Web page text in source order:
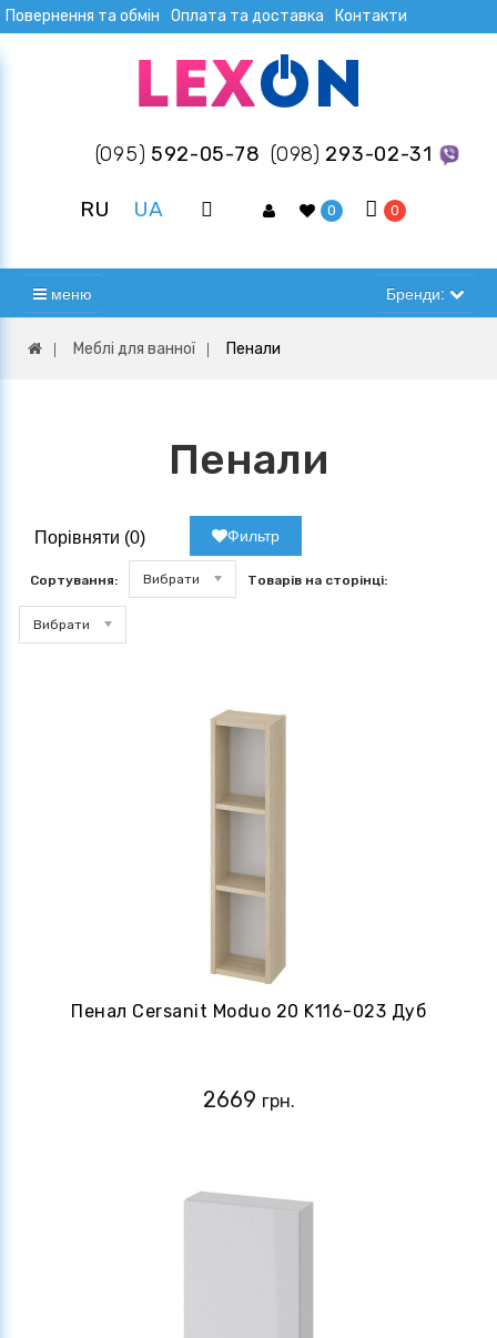
Повернення та обмін Оплата та доставка Контакти
(095) 592-05-78 (098) 293-02-31
RU UA 0 0
меню Бренди:
Меблі для ванної Пенали
Пенали
Порівняти (0) Фильтр
Сортування: Вибрати Товарів на сторінці:
Вибрати
Пенал Cersanit Moduo 20 K116-023 Дуб
2669 грн.